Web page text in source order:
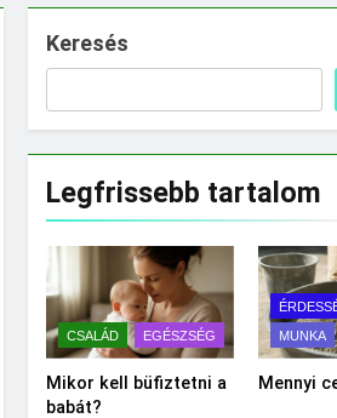
Keresés
Legfrissebb tartalom
CSALÁD EGÉSZSÉG
Mikor kell büfiztetni a
babát?
MUNKA
Mennyi